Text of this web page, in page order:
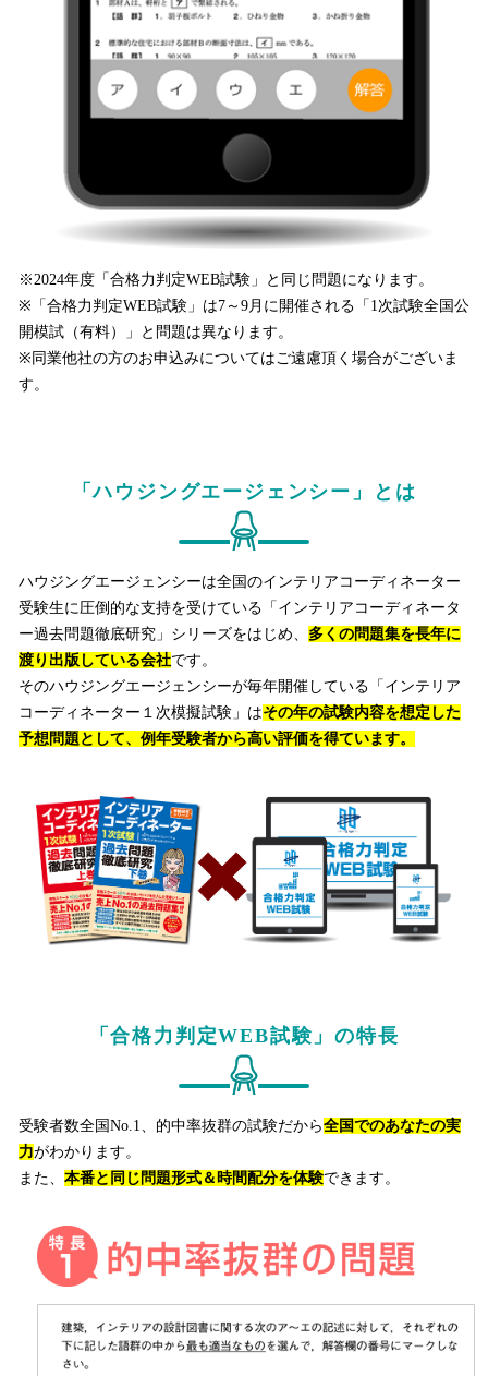
※2024年度「合格力判定WEB試験」と同じ問題になります。
※「合格力判定WEB試験」は7～9月に開催される「1次試験全国公
開模試（有料）」と問題は異なります。
※同業他社の方のお申込みについてはご遠慮頂く場合がございま
す。
「ハウジングエージェンシー」とは
ハウジングエージェンシーは全国のインテリアコーディネーター
受験生に圧倒的な支持を受けている「インテリアコーディネータ
ー過去問題徹底研究」シリーズをはじめ、 多くの問題集を長年に
渡り出版している会社です。
そのハウジングエージェンシーが毎年開催している「インテリア
コーディネーター１次模擬試験」はその年の試験内容を想定した
予想問題として、例年受験者から高い評価を得ています。
「合格力判定WEB試験」の特長
受験者数全国No.1、的中率抜群の試験だから全国でのあなたの実
力がわかります。
また、 本番と同じ問題形式＆時間配分を体験できます。